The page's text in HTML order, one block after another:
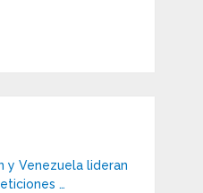
y Venezuela lideran
…